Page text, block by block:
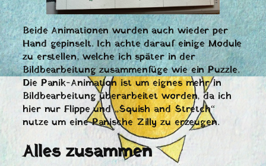
Beide Animationen wurden auch wieder per
Hand gepinselt. Ich achte darauf einige Module
zu erstellen, welche ich später in der
Bildbearbeitung zusammenfüge wie ein Puzzle.
Die Panik-Animation ist um eignes mehr in
Bildbearbeitung überarbeitet worden, da ich
hier nur Flippe und „Squish and Stretch“
nutze um eine Panische Zilly zu erzeugen.
Alles zusammen